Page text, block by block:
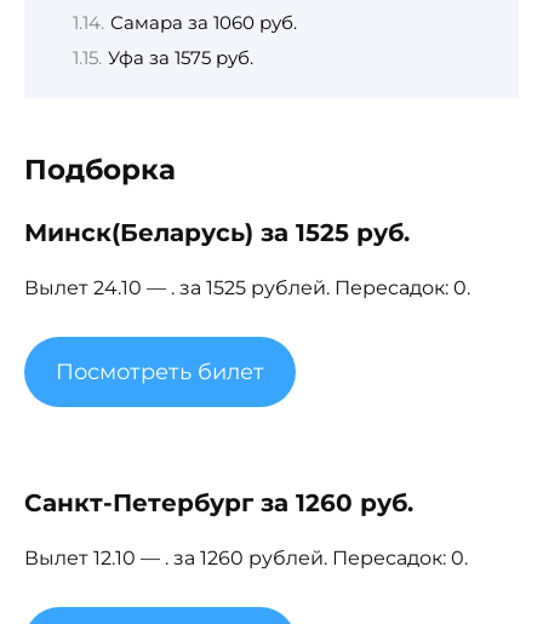
Самара за 1060 руб.
Уфа за 1575 руб.
Подборка
Минск(Беларусь) за 1525 руб.
Вылет 24.10 — . за 1525 рублей. Пересадок: 0.
Посмотреть билет
Санкт-Петербург за 1260 руб.
Вылет 12.10 — . за 1260 рублей. Пересадок: 0.